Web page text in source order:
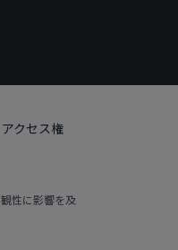
アクセス権
性に影響を及